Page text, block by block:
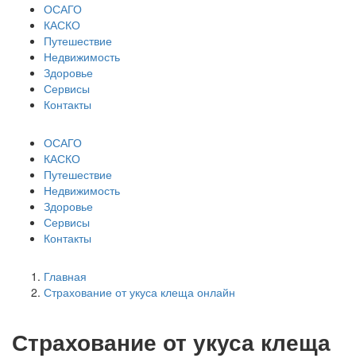
ОСАГО
КАСКО
Путешествие
Недвижимость
Здоровье
Сервисы
Контакты
ОСАГО
КАСКО
Путешествие
Недвижимость
Здоровье
Сервисы
Контакты
Главная
Страхование от укуса клеща онлайн
Страхование от укуса клеща